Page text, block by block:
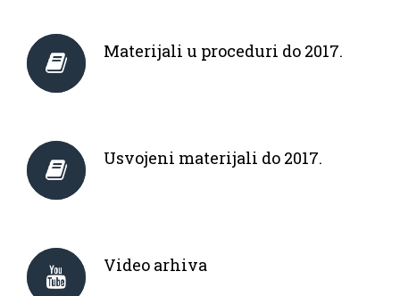
Materijali u proceduri do 2017.
Usvojeni materijali do 2017.
Video arhiva